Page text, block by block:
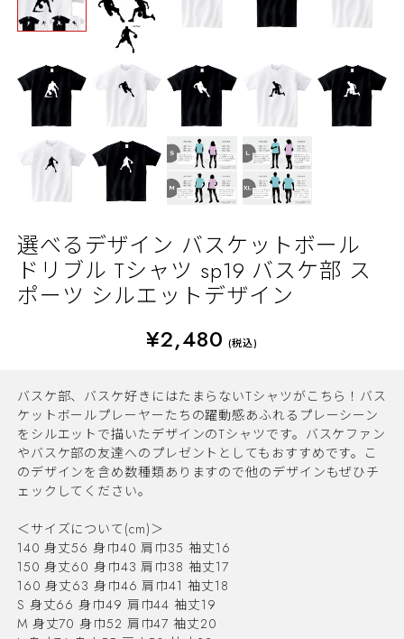
選べるデザイン バスケットボール
ドリブル Tシャツ sp19 バスケ部 ス
ポーツ シルエットデザイン
¥2,480 (税込)
バスケ部、バスケ好きにはたまらないTシャツがこちら！バス
ケットボールプレーヤーたちの躍動感あふれるプレーシーン
をシルエットで描いたデザインのTシャツです。バスケファン
やバスケ部の友達へのプレゼントとしてもおすすめです。こ
のデザインを含め数種類ありますので他のデザインもぜひチ
ェックしてください。
＜サイズについて(cm)＞
140 身丈56 身巾40 肩巾35 袖丈16
150 身丈60 身巾43 肩巾38 袖丈17
160 身丈63 身巾46 肩巾41 袖丈18
S 身丈66 身巾49 肩巾44 袖丈19
M 身丈70 身巾52 肩巾47 袖丈20